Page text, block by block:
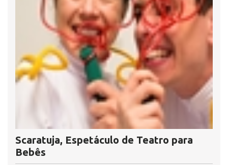
Scaratuja, Espetáculo de Teatro para
Bebês